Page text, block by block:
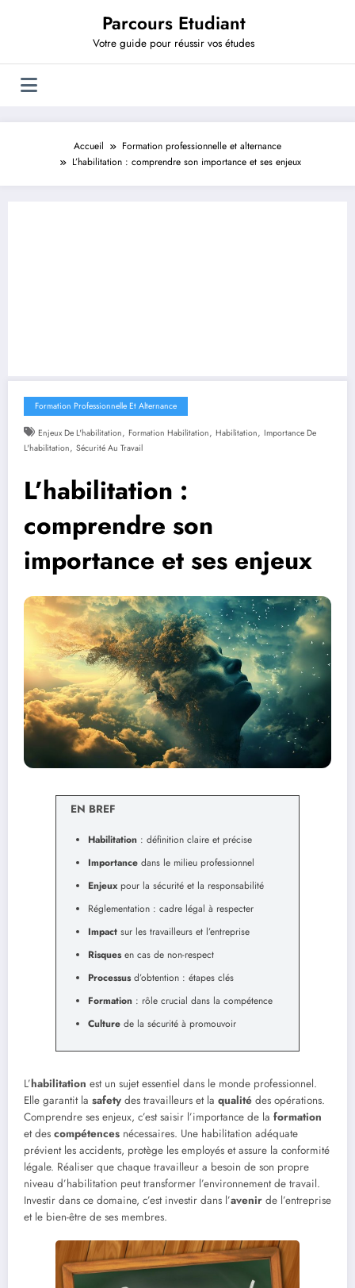
Parcours Etudiant
Votre guide pour réussir vos études
Accueil
Formation professionnelle et alternance
L’habilitation : comprendre son importance et ses enjeux
Formation Professionnelle Et Alternance
Enjeux De L'habilitation, Formation Habilitation, Habilitation, Importance De
L'habilitation, Sécurité Au Travail
L’habilitation :
comprendre son
importance et ses enjeux
EN BREF
Habilitation : définition claire et précise
Importance dans le milieu professionnel
Enjeux pour la sécurité et la responsabilité
Réglementation : cadre légal à respecter
Impact sur les travailleurs et l’entreprise
Risquesen cas de non-respect
Processusd’obtention : étapes clés
Formation : rôle crucial dans la compétence
Culture de la sécurité à promouvoir
L’habilitation est un sujet essentiel dans le monde professionnel.
Elle garantit la safety des travailleurs et la qualité des opérations.
Comprendre ses enjeux, c’est saisir l’importance de la formation
et des compétences nécessaires. Une habilitation adéquate
prévient les accidents, protège les employés et assure la conformité
légale. Réaliser que chaque travailleur a besoin de son propre
niveau d’habilitation peut transformer l’environnement de travail.
Investir dans ce domaine, c’est investir dans l’avenir de l’entreprise
et le bien-être de ses membres.